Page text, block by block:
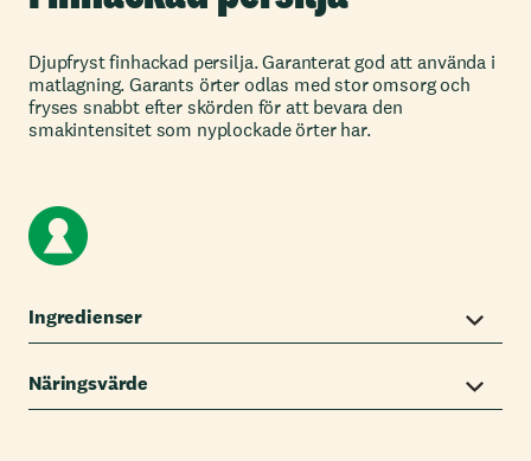
Djupfryst finhackad persilja. Garanterat god att använda i
matlagning. Garants örter odlas med stor omsorg och
fryses snabbt efter skörden för att bevara den
smakintensitet som nyplockade örter har.
Ingredienser
Näringsvärde